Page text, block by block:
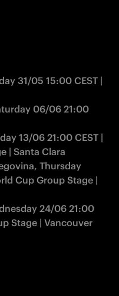
31/05 15:00 CEST |
06/06 21:00
13/06 21:00 CEST |
| Santa Clara
Thursday
Cup Group Stage |
24/06 21:00
Stage | Vancouver